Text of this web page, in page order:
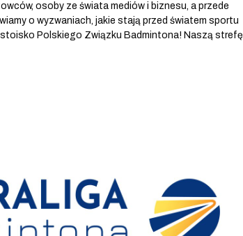
osoby ze świata mediów i biznesu, a przede
o wyzwaniach, jakie stają przed światem sportu
Polskiego Związku Badmintona! Naszą strefę